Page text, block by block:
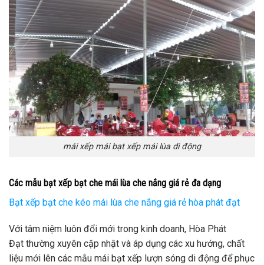
mái xếp mái bạt xếp mái lùa di động
Các mẫu bạt xếp bạt che mái lùa che nắng giá rẻ đa dạng
Bạt xếp bạt che kéo mái lùa che nắng giá rẻ hòa phát đạt
Với tâm niệm luôn đổi mới trong kinh doanh, Hòa Phát
Đạt thường xuyên cập nhật và áp dụng các xu hướng, chất
liệu mới lên các mẫu mái bạt xếp lượn sóng di động để phục